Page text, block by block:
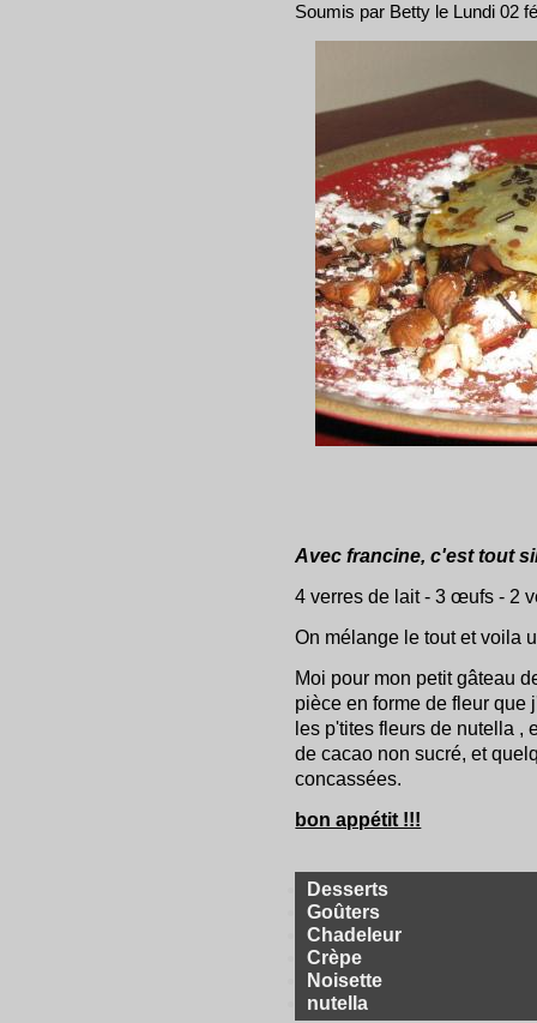
Soumis par Betty le Lundi 02
Avec francine, c'est tout
4 verres de lait - 3 œufs - 2
On mélange le tout et voila
Moi pour mon petit gâteau
pièce en forme de fleur que
les p'tites fleurs de nutella ,
de cacao non sucré, et
concassées.
bon appétit !!!
Desserts
Goûters
Chadeleur
Crèpe
Noisette
nutella